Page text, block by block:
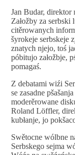
Jan Budar, direktor
Załožby za serbski
citěrowanych
šyrokeje serbskeje
znatych njejo, toś
póbitujo załožbje,
pomagaś.
Z debatami wiźi
se zasadne
moderěrowane
Roland Löffler,
kubłanje, jo
Swětocne wólbne
Serbskego sejma